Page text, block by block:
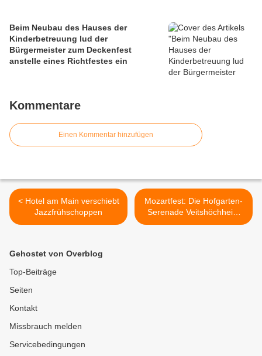
Beim Neubau des Hauses der
Kinderbetreuung lud der
Bürgermeister zum Deckenfest
anstelle eines Richtfestes ein
Kommentare
Einen Kommentar hinzufügen
< Hotel am Main verschiebt
Jazzfrühschoppen
Mozartfest: Die Hofgarten-
Serenade Veitshöchheim
am Sonntag, 25. Mai 2025
Gehostet von Overblog
Top-Beiträge
Seiten
Kontakt
Missbrauch melden
Servicebedingungen